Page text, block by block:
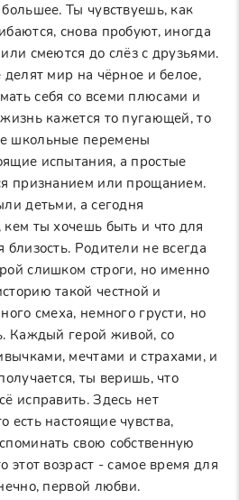
Ты чувствуешь, как
снова пробуют, иногда
смеются до слёз с друзьями.
мир на чёрное и белое,
себя со всеми плюсами и
кажется то пугающей, то
школьные перемены
испытания, а простые
признанием или прощанием.
детьми, а сегодня
ты хочешь быть и что для
близость. Родители не всегда
слишком строги, но именно
такой честной и
смеха, немного грусти, но
Каждый герой живой, со
мечтами и страхами, и
ты веришь, что
исправить. Здесь нет
есть настоящие чувства,
свою собственную
этот возраст - самое время для
первой любви.